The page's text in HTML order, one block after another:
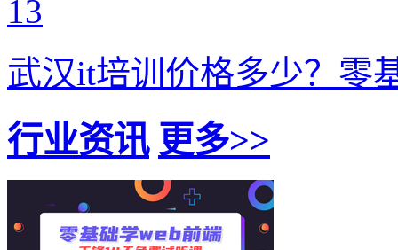
13
武汉it培训价格多少？零
行业资讯 更多>>